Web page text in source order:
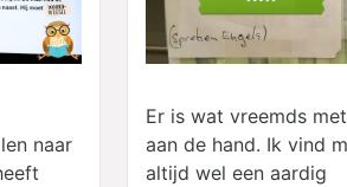
naar
Er is wat vreemds
aan de hand. Ik vind
altijd wel een aardig